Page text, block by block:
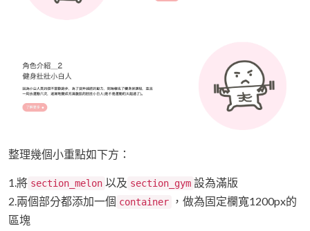
整理幾個小重點如下方：
1.將 section_melon 以及 section_gym 設為滿版
2.兩個部分都添加一個 container
，做為固定欄寬1200px的
區塊